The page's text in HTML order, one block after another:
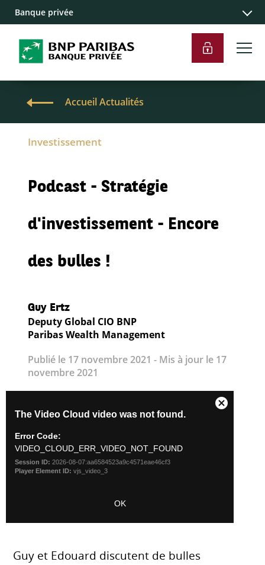
Banque privée
Accueil Actualités
Investissement
Podcast - Stratégie
d'investissement - Encore
des bulles !
Guy Ertz
Deputy Global CIO BNP
Paribas Wealth Management
Publié le 17 novembre 2021 - Mis à jour le 17
novembre 2021
Guy et Edouard discutent de bulles